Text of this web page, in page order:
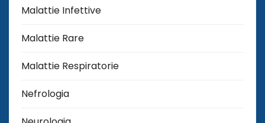
Malattie Infettive
Malattie Rare
Malattie Respiratorie
Nefrologia